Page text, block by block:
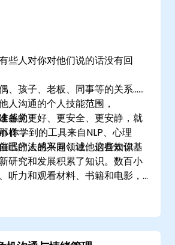
些人对你对他们说的话没有回
、孩子、老板、同事等的关系......
人沟通的个人技能范围，
感觉更好、更安全、更安静，就
样，
己的人感兴趣，让他们喜欢你
备的！
学到的工具来自NLP、心理
眠疗法的不同领域。这些知识基
研究和发展积累了知识。数百小
听力和观看材料、书籍和电影，